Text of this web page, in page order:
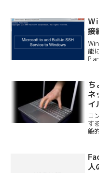
接
能
ち
ネ
イ
コ
す
般
『
人